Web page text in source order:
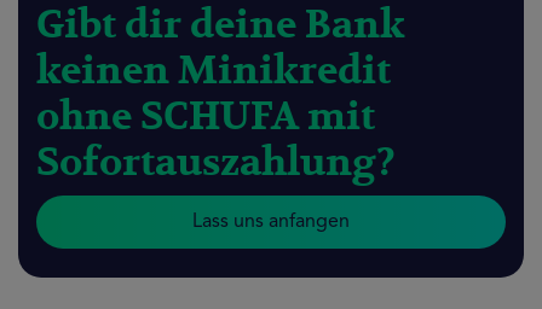
Gibt dir deine Bank
keinen Minikredit
ohne SCHUFA mit
Sofortauszahlung?
Lass uns anfangen